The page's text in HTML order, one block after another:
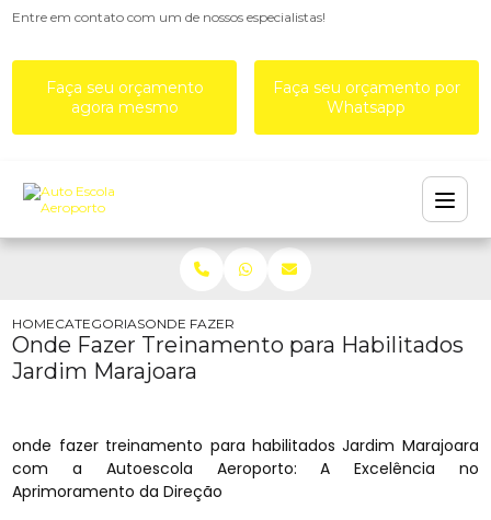
Entre em contato com um de nossos especialistas!
Faça seu orçamento
agora mesmo
Faça seu orçamento por
Whatsapp
HOMECATEGORIASONDE FAZER TREINAMENTO PARA HABILITADOS
Onde Fazer Treinamento para Habilitados
Jardim Marajoara
onde fazer treinamento para habilitados Jardim Marajoara
com a Autoescola Aeroporto: A Excelência no
Aprimoramento da Direção